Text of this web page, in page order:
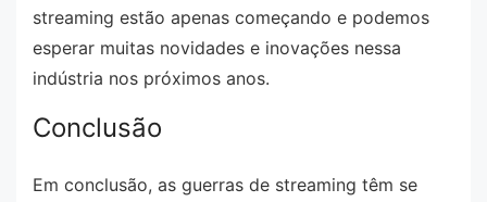
streaming estão apenas começando e podemos
esperar muitas novidades e inovações nessa
indústria nos próximos anos.
Conclusão
Em conclusão, as guerras de streaming têm se